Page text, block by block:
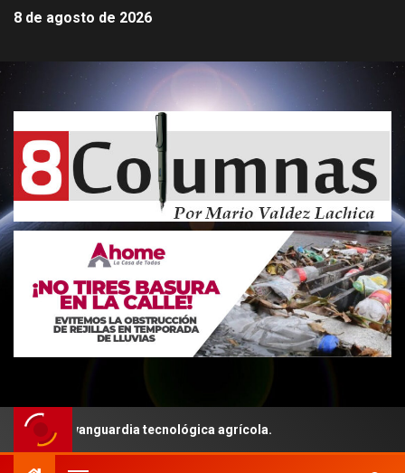
8 de agosto de 2026
con la vanguardia tecnológica agrícola.